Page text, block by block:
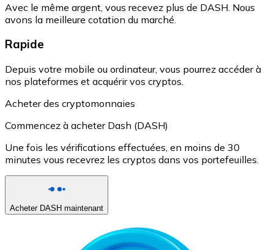
Avec le même argent, vous recevez plus de DASH. Nous
avons la meilleure cotation du marché.
Rapide
Depuis votre mobile ou ordinateur, vous pourrez accéder à
nos plateformes et acquérir vos cryptos.
Acheter des cryptomonnaies
Commencez à acheter Dash (DASH)
Une fois les vérifications effectuées, en moins de 30
minutes vous recevrez les cryptos dans vos portefeuilles.
Acheter DASH maintenant